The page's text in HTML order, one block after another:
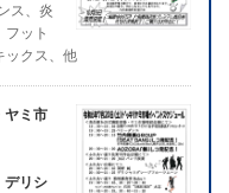
ス、炎
ット
ックス、他
ヤミ市
デリシ